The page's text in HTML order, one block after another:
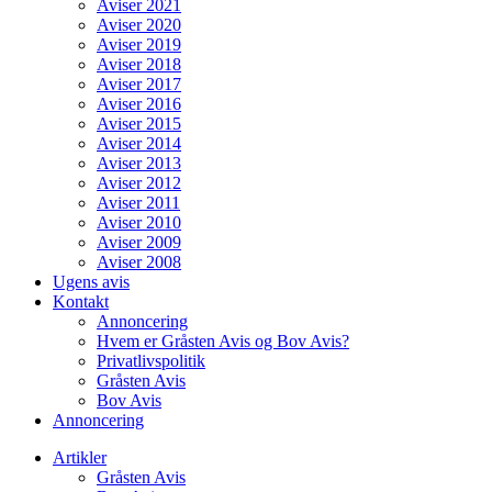
Aviser 2021
Aviser 2020
Aviser 2019
Aviser 2018
Aviser 2017
Aviser 2016
Aviser 2015
Aviser 2014
Aviser 2013
Aviser 2012
Aviser 2011
Aviser 2010
Aviser 2009
Aviser 2008
Ugens avis
Kontakt
Annoncering
Hvem er Gråsten Avis og Bov Avis?
Privatlivspolitik
Gråsten Avis
Bov Avis
Annoncering
Artikler
Gråsten Avis